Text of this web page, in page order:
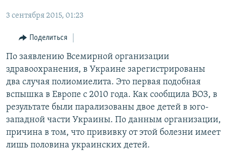
навигации
Вернутся
поиску
УЗБЕКИСТАН
ТАДЖИКИСТАН
НА ДРУГИХ ЯЗЫКАХ
ҚАЗАҚША
КЫРГЫЗЧА
ЎЗБЕКЧА
ТОҶИКӢ
TÜRKMENÇE
Все сайты РСЕ/РС
3 сентября 2015, 01:23
Поделиться
По заявлению Всемирной организации
здравоохранения, в Украине зарегистрированы
два случая полиомиелита. Это первая подобная
вспышка в Европе с 2010 года. Как сообщила ВОЗ, в
результате были парализованы двое детей в юго-
западной части Украины. По данным организации,
причина в том, что прививку от этой болезни имеет
лишь половина украинских детей.